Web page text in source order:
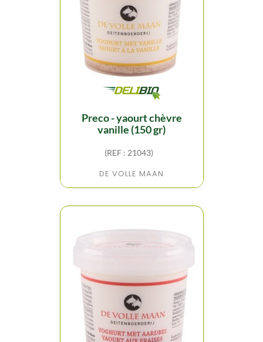
preco - yaourt chèvre
vanille (150 gr)
(REF : 21043)
DE VOLLE MAAN